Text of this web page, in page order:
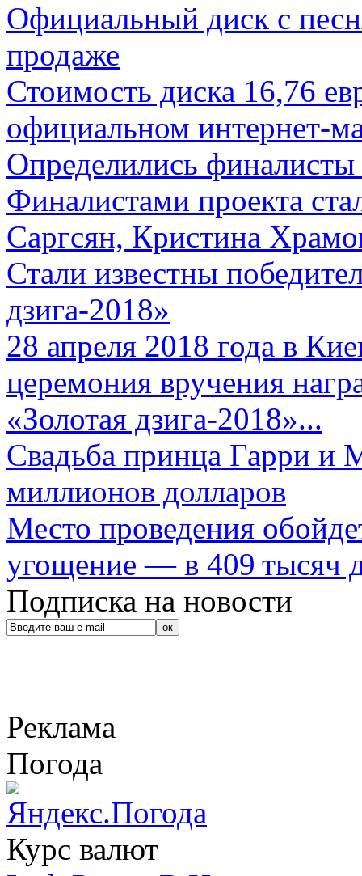
Официальный диск с
продаже
Стоимость диска 16,76
официальном интернет-
Определились
Финалистами проекта
Саргсян, Кристина
Стали известны
дзига-2018»
28 апреля 2018 года в
церемония вручения
«Золотая дзига-2018»...
Свадьба принца Гарри и
миллионов долларов
Место проведения
угощение — в 409 тысяч
Подписка на новости
Реклама
Погода
Курс валют